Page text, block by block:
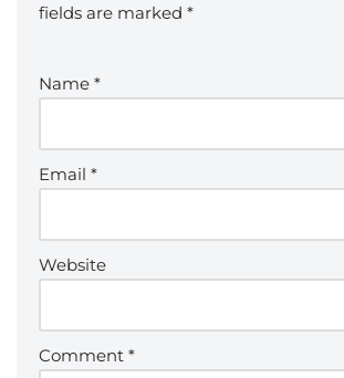
fields are marked *
Name *
Email *
Website
Comment *